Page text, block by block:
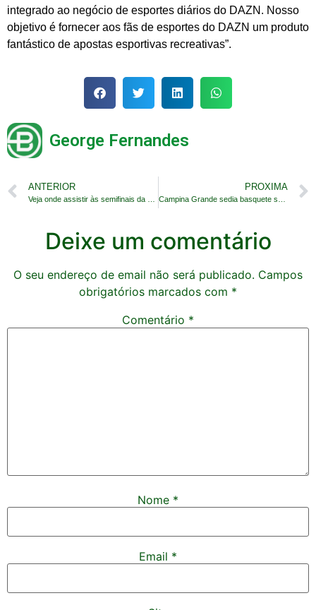
integrado ao negócio de esportes diários do DAZN. Nosso
objetivo é fornecer aos fãs de esportes do DAZN um produto
fantástico de apostas esportivas recreativas”.
George Fernandes
ANTERIOR PROXIMA
Deixe um comentário
O seu endereço de email não será publicado. Campos
obrigatórios marcados com *
Comentário *
Nome *
Email *